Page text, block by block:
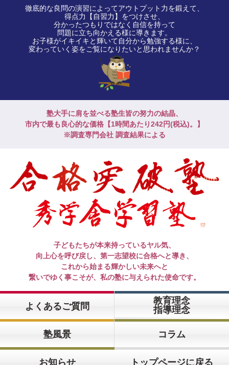
徹底的な良問の演習によってアウトプット力を鍛えて、
得点力【自習力】をつけさせ、
分かったつもりではなく自信を持って
問題に立ち向かえる様に導きます。
お子様がイキイキと輝いて自分から勉強する様に、
変わっていく姿をご覧になりたいと思われませんか？
塾大手に肩を並べる塾生皆の努力の結晶、
市内で最も良心的な価格【1時間あたり242円(税込)。】
※調査専門会社 調査結果による
子どもたちが本来持っているヤル気、
向上心を呼び戻し、第一志望校に合格へと導き、
これから始まる輝かしい未来へと
繋いでゆく事こそが、私の塾に与えられた使命です。
よくあるご質問
教育理念
指導理念
塾風景 コラム
お知らせ トップページに戻る